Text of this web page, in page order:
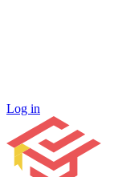
Log in